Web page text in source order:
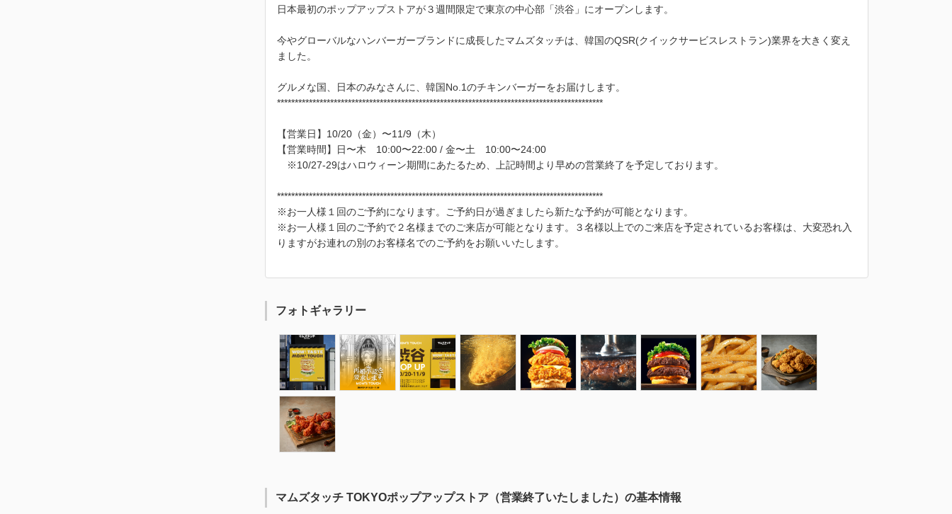
日本最初のポップアップストアが３週間限定で東京の中心部「渋谷」にオープンします。
今やグローバルなハンバーガーブランドに成長したマムズタッチは、韓国のQSR(クイックサービスレストラン)業界を大きく変え
ました。
グルメな国、日本のみなさんに、韓国No.1のチキンバーガーをお届けします。
********************************************************************************************
【営業日】10/20（金）〜11/9（木）
【営業時間】日〜木 10:00〜22:00 / 金〜土 10:00〜24:00
※10/27-29はハロウィーン期間にあたるため、上記時間より早めの営業終了を予定しております。
********************************************************************************************
※お一人様１回のご予約になります。ご予約日が過ぎましたら新たな予約が可能となります。
※お一人様１回のご予約で２名様までのご来店が可能となります。３名様以上でのご来店を予定されているお客様は、大変恐れ入
りますがお連れの別のお客様名でのご予約をお願いいたします。
フォトギャラリー
マムズタッチ TOKYOポップアップストア（営業終了いたしました）の基本情報